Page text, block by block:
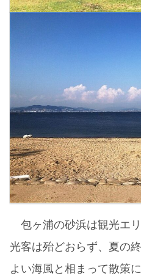
包ヶ浦の砂浜は観光エ
光客は殆どおらず、夏の
よい海風と相まって散策